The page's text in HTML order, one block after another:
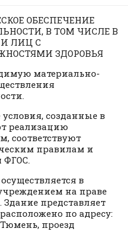
ОБЕСПЕЧЕНИЕ
В ТОМ ЧИСЛЕ В
ЛИЦ С
ЗДОРОВЬЯ
материально-
созданные в
реализацию
соответствуют
правилам и
ФГОС.
в
на праве
представляет
по адресу:
проезд